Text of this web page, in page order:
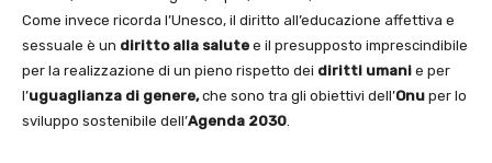
Come invece ricorda l’Unesco, il diritto all’educazione affettiva e
sessuale è un diritto alla salute e il presupposto imprescindibile
per la realizzazione di un pieno rispetto dei diritti umani e per
l’uguaglianza di genere,che sono tra gli obiettivi dell’Onu per lo
sviluppo sostenibile dell’Agenda 2030.